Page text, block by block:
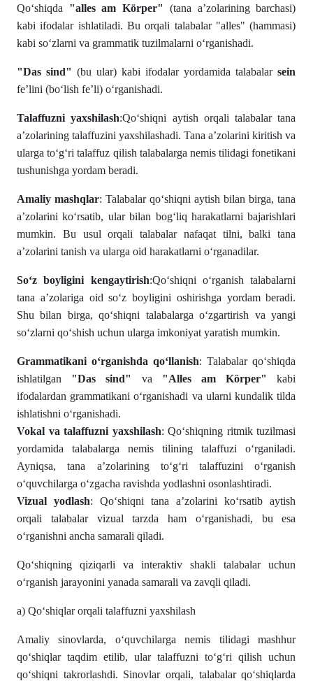
Qo‘shiqda "alles am Körper"
(tana a’zolarining barchasi)
kabi ifodalar ishlatiladi. Bu orqali talabalar "alles" (hammasi)
kabi so‘zlarni va grammatik tuzilmalarni o‘rganishadi.
"Das sind" (bu ular) kabi ifodalar yordamida talabalarsein
fe’lini (bo‘lish fe’li) o‘rganishadi.
Talaffuzni yaxshilash:Qo‘shiqni aytish orqali talabalar tana
a’zolarining talaffuzini yaxshilashadi. Tana a’zolarini kiritish va
ularga to‘g‘ri talaffuz qilish talabalarga nemis tilidagi fonetikani
tushunishga yordam beradi.
Amaliy mashqlar: Talabalar qo‘shiqni aytish bilan birga, tana
a’zolarini ko‘rsatib, ular bilan bog‘liq harakatlarni bajarishlari
mumkin. Bu usul orqali talabalar nafaqat tilni, balki tana
a’zolarini tanish va ularga oid harakatlarni o‘rganadilar.
So‘z boyligini kengaytirish:Qo‘shiqni o‘rganish talabalarni
tana a’zolariga oid so‘z boyligini oshirishga yordam beradi.
Shu bilan birga, qo‘shiqni talabalarga o‘zgartirish va yangi
so‘zlarni qo‘shish uchun ularga imkoniyat yaratish mumkin.
Grammatikani o‘rganishda qo‘llanish: Talabalar qo‘shiqda
ishlatilgan "Das sind" va "Alles am Körper"
kabi
ifodalardan grammatikani o‘rganishadi va ularni kundalik tilda
ishlatishni o‘rganishadi.
Vokal va talaffuzni yaxshilash: Qo‘shiqning ritmik tuzilmasi
yordamida talabalarga nemis tilining talaffuzi o‘rganiladi.
Ayniqsa, tana a’zolarining to‘g‘ri talaffuzini o‘rganish
o‘quvchilarga o‘zgacha ravishda yodlashni osonlashtiradi.
Vizual yodlash: Qo‘shiqni tana a’zolarini ko‘rsatib aytish
orqali talabalar vizual tarzda ham o‘rganishadi, bu esa
o‘rganishni ancha samarali qiladi.
Qo‘shiqning qiziqarli va interaktiv shakli talabalar uchun
o‘rganish jarayonini yanada samarali va zavqli qiladi.
а) Qo‘shiqlаr orqаli tаlаffuzni yаxshilаsh
Аmаliy sinovlаrdа, o‘quvchilаrgа nemis tilidаgi mаshhur
qo‘shiqlаr tаqdim etilib, ulаr tаlаffuzni to‘g‘ri qilish uchun
qo‘shiqni tаkrorlаshdi. Sinovlаr orqаli, tаlаbаlаr qo‘shiqlаrdа